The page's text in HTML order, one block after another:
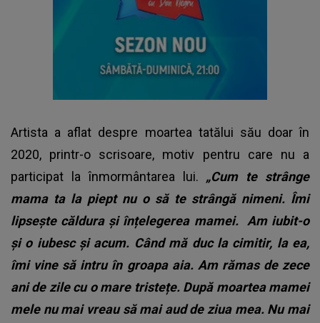
Artista a aflat despre moartea tatălui său doar în
2020, printr-o scrisoare, motiv pentru care nu a
participat la înmormântarea lui. „Cum te strânge
mama ta la piept nu o să te strângă nimeni. Îmi
lipsește căldura și înțelegerea mamei. Am iubit-o
și o iubesc și acum. Când mă duc la cimitir, la ea,
îmi vine să intru în groapa aia. Am rămas de zece
ani de zile cu o mare tristețe. După moartea mamei
mele nu mai vreau să mai aud de ziua mea. Nu mai